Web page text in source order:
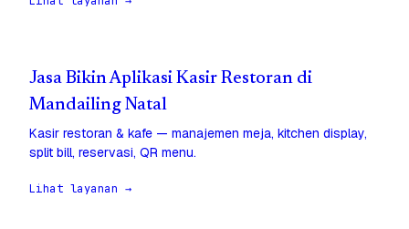
Jasa Bikin Aplikasi Kasir Restoran di
Mandailing Natal
Kasir restoran & kafe — manajemen meja, kitchen display,
split bill, reservasi, QR menu.
Lihat layanan →